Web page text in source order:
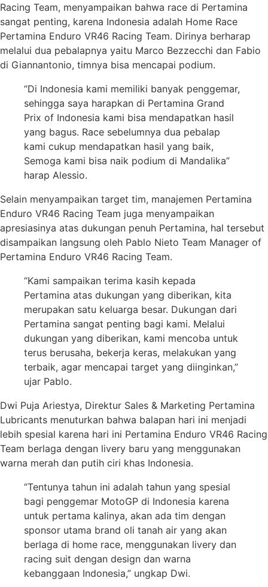
Racing Team, menyampaikan bahwa race di Pertamina
sangat penting, karena Indonesia adalah Home Race
Pertamina Enduro VR46 Racing Team. Dirinya berharap
melalui dua pebalapnya yaitu Marco Bezzecchi dan Fabio
di Giannantonio, timnya bisa mencapai podium.
“Di Indonesia kami memiliki banyak penggemar,
sehingga saya harapkan di Pertamina Grand
Prix of Indonesia kami bisa mendapatkan hasil
yang bagus. Race sebelumnya dua pebalap
kami cukup mendapatkan hasil yang baik,
Semoga kami bisa naik podium di Mandalika”
harap Alessio.
Selain menyampaikan target tim, manajemen Pertamina
Enduro VR46 Racing Team juga menyampaikan
apresiasinya atas dukungan penuh Pertamina, hal tersebut
disampaikan langsung oleh Pablo Nieto Team Manager of
Pertamina Enduro VR46 Racing Team.
“Kami sampaikan terima kasih kepada
Pertamina atas dukungan yang diberikan, kita
merupakan satu keluarga besar. Dukungan dari
Pertamina sangat penting bagi kami. Melalui
dukungan yang diberikan, kami mencoba untuk
terus berusaha, bekerja keras, melakukan yang
terbaik, agar mencapai target yang diinginkan,”
ujar Pablo.
Dwi Puja Ariestya, Direktur Sales & Marketing Pertamina
Lubricants menuturkan bahwa balapan hari ini menjadi
lebih spesial karena hari ini Pertamina Enduro VR46 Racing
Team berlaga dengan livery baru yang menggunakan
warna merah dan putih ciri khas Indonesia.
“Tentunya tahun ini adalah tahun yang spesial
bagi penggemar MotoGP di Indonesia karena
untuk pertama kalinya, akan ada tim dengan
sponsor utama brand oli tanah air yang akan
berlaga di home race, menggunakan livery dan
racing suit dengan design dan warna
kebanggaan Indonesia,” ungkap Dwi.